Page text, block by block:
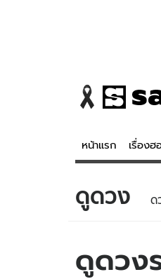
หน้าแรก เรื่องฮ
ข่าว
ข่าวบันเทิง
ดูดวง ด
ดูดวง